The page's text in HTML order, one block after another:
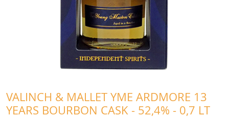
VALINCH & MALLET YME ARDMORE 13
YEARS BOURBON CASK - 52,4% - 0,7 LT